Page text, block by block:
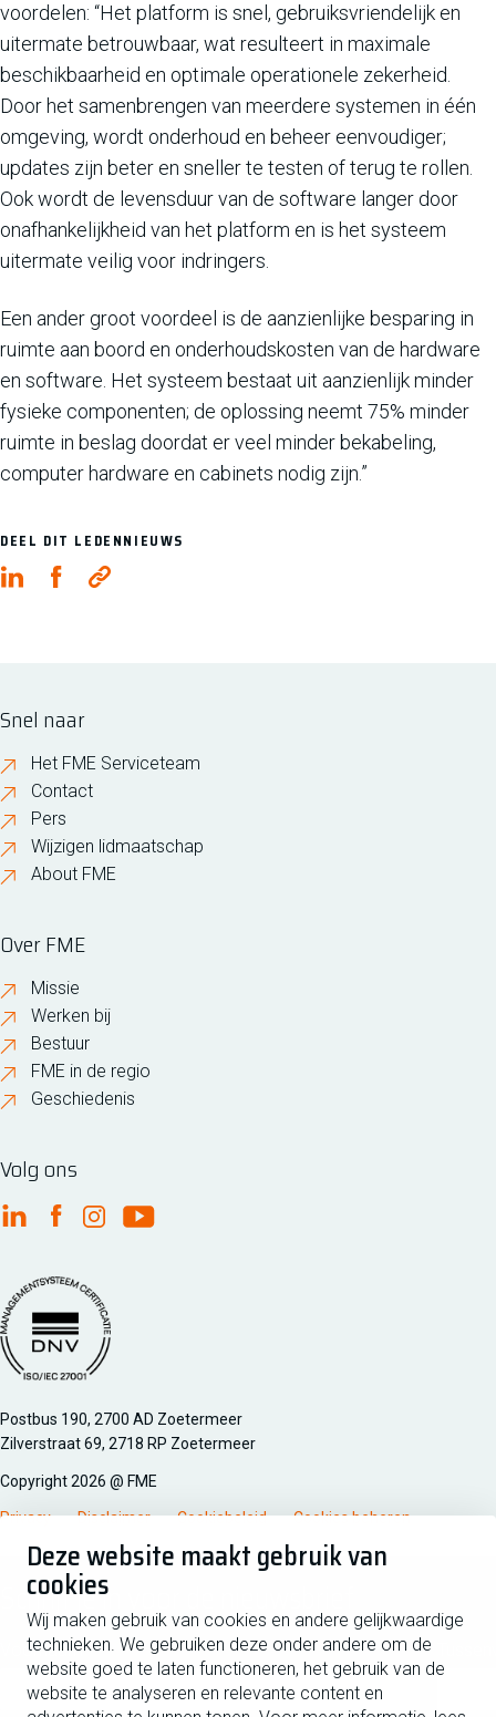
Deze website maakt gebruik van
cookies
Wij maken gebruik van cookies en andere gelijkwaardige
technieken. We gebruiken deze onder andere om de
website goed te laten functioneren, het gebruik van de
website te analyseren en relevante content en
voordelen: “Het platform is snel, gebruiksvriendelijk en
uitermate betrouwbaar, wat resulteert in maximale
beschikbaarheid en optimale operationele zekerheid.
Door het samenbrengen van meerdere systemen in één
omgeving, wordt onderhoud en beheer eenvoudiger;
updates zijn beter en sneller te testen of terug te rollen.
Ook wordt de levensduur van de software langer door
onafhankelijkheid van het platform en is het systeem
uitermate veilig voor indringers.
Een ander groot voordeel is de aanzienlijke besparing in
ruimte aan boord en onderhoudskosten van de hardware
en software. Het systeem bestaat uit aanzienlijk minder
fysieke componenten; de oplossing neemt 75% minder
ruimte in beslag doordat er veel minder bekabeling,
computer hardware en cabinets nodig zijn.”
DEEL DIT LEDENNIEUWS
Snel naar
Het FME Serviceteam
Contact
Pers
Wijzigen lidmaatschap
About FME
Over FME
Missie
Werken bij
Bestuur
FME in de regio
Geschiedenis
Volg ons
FME Linkedin
FME Facebook
FME Instagram
FME Youtube
Managementsyteem certificatie DNV iso/iec 27001
Postbus 190, 2700 AD Zoetermeer
Zilverstraat 69, 2718 RP Zoetermeer
Copyright 2026 @ FME
Privacy Disclaimer Cookiebeleid Cookies beheren
Schrijf je in voor de nieuwsbrief
Voornaam